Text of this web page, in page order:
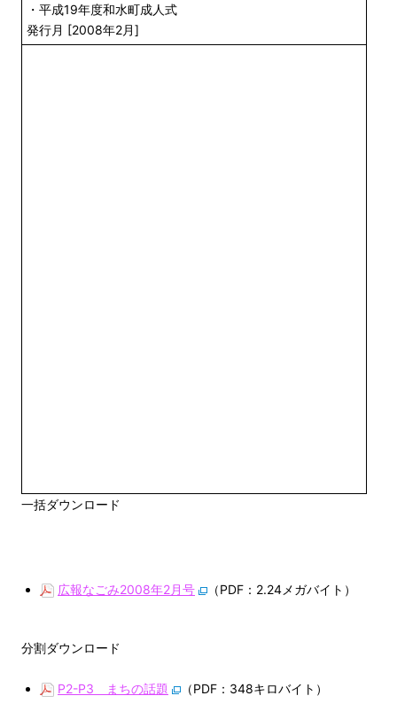
・平成19年度和水町成人式
発行月 [2008年2月]
一括ダウンロード
広報なごみ2008年2月号 （PDF：2.24メガバイト）
分割ダウンロード
P2-P3 まちの話題 （PDF：348キロバイト）